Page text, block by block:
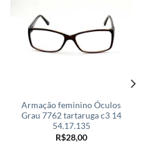
Armação feminino Óculos
Grau 7762 tartaruga c3 14
54.17.135
R$28,00